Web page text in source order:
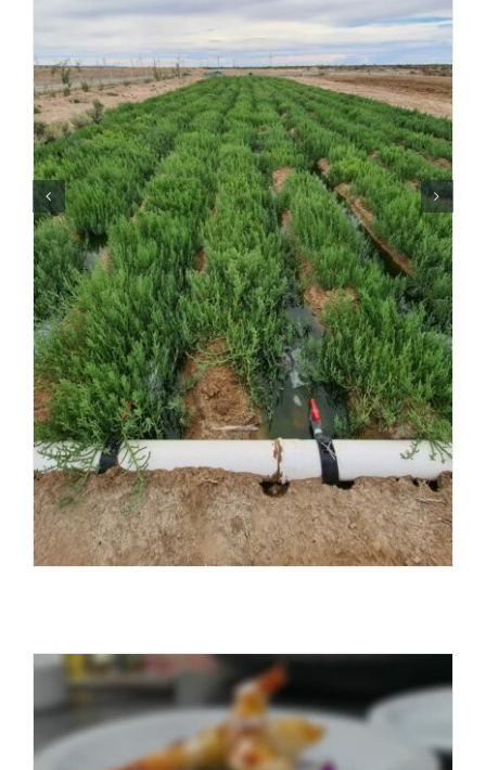
Productive Projects
Other Projects
Our Birds
Contact
Español